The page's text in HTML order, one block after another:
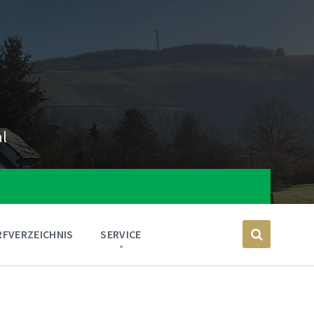
SERVICE